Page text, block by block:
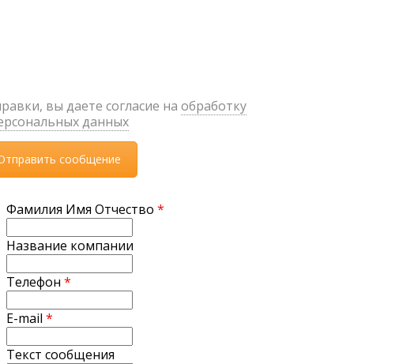
вы даете согласие на обработку
данных
Фамилия Имя Отчество *
Название компании
Телефон *
E-mail *
Текст сообщения